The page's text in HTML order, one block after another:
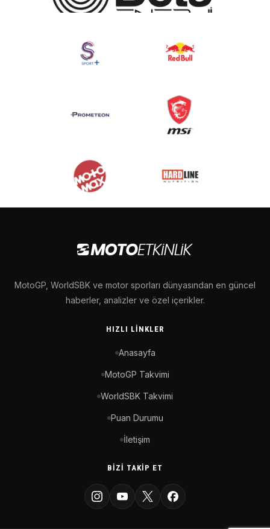
MotoGP, WorldSBK ve motor sporları dünyasından en güncel
haberler, analizler ve özel içerikler.
HIZLI LINKLER
Anasayfa
MotoGP Takvimi
WorldSBK Takvimi
Puan Durumu
İletişim
BIZI TAKIP ET